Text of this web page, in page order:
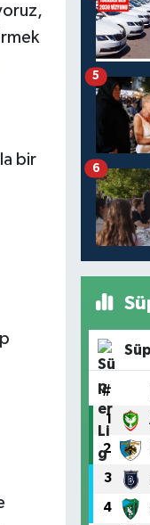
bir
5
6
#
1
2
3
4